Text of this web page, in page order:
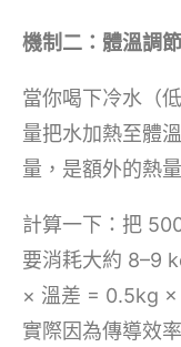
機制二：體溫調
當你喝下冷水（
量把水加熱至體
量，是額外的熱
計算一下：把
要消耗大約 8–9
× 溫差 = 0.5kg ×
實際因為傳導效